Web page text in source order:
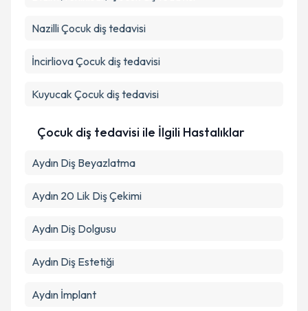
NazilliÇocuk diş tedavisi
İncirliovaÇocuk diş tedavisi
Kuyucak Çocuk diş tedavisi
Çocuk diş tedavisi ile İlgili Hastalıklar
Aydın Diş Beyazlatma
Aydın 20 Lik Diş Çekimi
Aydın Diş Dolgusu
Aydın Diş Estetiği
Aydın İmplant